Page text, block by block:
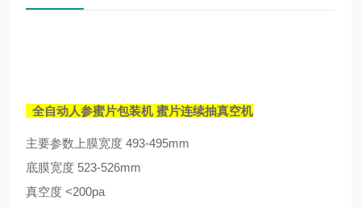
全自动人参蜜片包装机 蜜片连续抽真空机
主要参数上膜宽度 493-495mm
底膜宽度 523-526mm
真空度 <200pa